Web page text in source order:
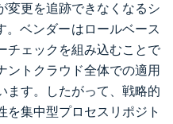
変更を追跡できなくなるシ
。ベンダーはロールベース
チェックを組み込むことで
ントクラウド全体での適用
ます。したがって、戦略的
を集中型プロセスリポジト